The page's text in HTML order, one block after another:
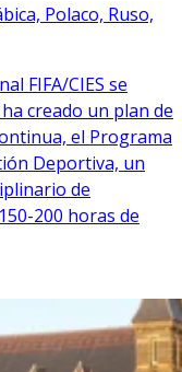
Polaco, Ruso,
FIFA/CIES se
creado un plan de
el Programa
Deportiva, un
de
200 horas de